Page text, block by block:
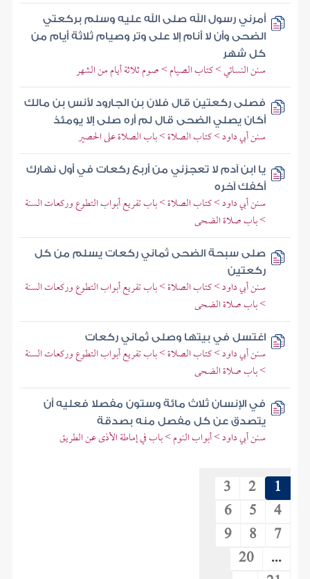
أمرني رسول الله صلى الله عليه وسلم بركعتي
الضحى وأن لا أنام إلا على وتر وصيام ثلاثة أيام من
كل شهر
سنن النسائي > كتاب الصيام > صوم ثلاثة أيام من الشهر
فصلى ركعتين قال فلان بن الجارود لأنس بن مالك
أكان يصلي الضحى قال لم أره صلى إلا يومئذ
سنن أبي داود > كتاب الصلاة > باب الصلاة على الحصير
يا ابن آدم لا تعجزني من أربع ركعات في أول نهارك
أكفك آخره
سنن أبي داود > كتاب الصلاة > باب تفريع أبواب التطوع وركعات السنة
> باب صلاة الضحى
صلى سبحة الضحى ثماني ركعات يسلم من كل
ركعتين
سنن أبي داود > كتاب الصلاة > باب تفريع أبواب التطوع وركعات السنة
> باب صلاة الضحى
اغتسل في بيتها وصلى ثماني ركعات
سنن أبي داود > كتاب الصلاة > باب تفريع أبواب التطوع وركعات السنة
> باب صلاة الضحى
في الإنسان ثلاث مائة وستون مفصلا فعليه أن
يتصدق عن كل مفصل منه بصدقة
سنن أبي داود > أبواب النوم > باب في إماطة الأذى عن الطريق
1
2
3
4
5
6
7
8
9
...
20